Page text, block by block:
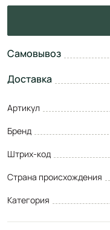
Самовывоз
Доставка
Артикул
Бренд
Штрих-код
Страна происхождения
Категория